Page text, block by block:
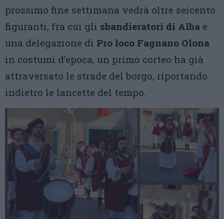
prossimo fine settimana vedrà oltre seicento
figuranti, fra cui gli sbandieratori di Alba e
una delegazione di Pro loco Fagnano Olona
in costumi d’epoca, un primo corteo ha già
attraversato le strade del borgo, riportando
indietro le lancette del tempo.